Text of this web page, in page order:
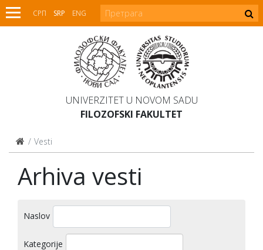
СРП SRP ENG
UNIVERZITET U NOVOM SADU
FILOZOFSKI FAKULTET
Vesti
Arhiva vesti
Naslov
Kategorije